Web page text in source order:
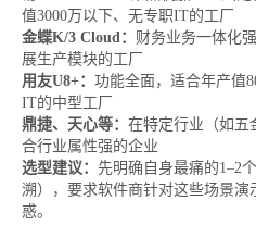
值3000万以下、无专职IT的工厂
金蝶K/3 Cloud： 财务业务一体化
展生产模块的工厂
用友U8+： 功能全面，适合年产值
IT的中型工厂
鼎捷、天心等： 在特定行业（如五
合行业属性强的企业
选型建议： 先明确自身最痛的1–2
溯），要求软件商针对这些场景
惑。